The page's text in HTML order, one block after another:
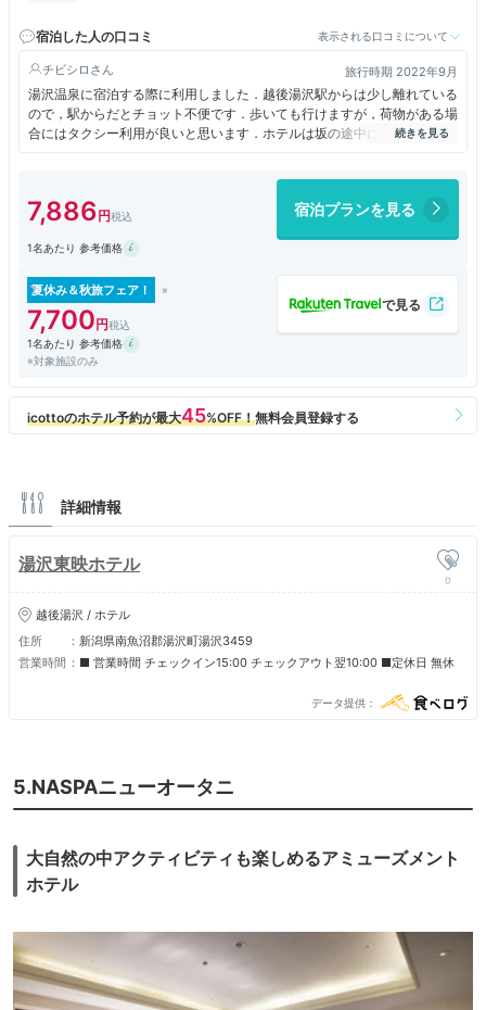
宿泊した人の口コミ
表示される口コミについて
チビシロ 旅行時期 2022年9月
湯沢温泉に宿泊する際に利用しました．越後湯沢駅からは少し離れている
ので，駅からだとチョット不便です．歩いても行けますが，荷物がある場
合にはタクシー利用が良いと思います．ホテルは坂の途中にあるので，荷
物があると，それなりに大変です．私達は自家用車で行きましたが，駐車
呂もありますが，温度が少し低かったです．たぶん循環式だと思います．
食事は朝夕とも食事会場で，夕食はコース料理，朝はバイキング形式でし
た．夕食は結構洋風でした．朝食はもう少し新潟らしい物があれば良かっ
7,886 宿泊プランを見る
1名あたり 参考価格
夏休み＆秋旅フェア！
7,700
1名あたり 参考価格
※対象施設のみ
詳細情報
湯沢東映ホテル
0
越後湯沢 / ホテル
住所
新潟県南魚沼郡湯沢町湯沢3459
営業時間
■ 営業時間 チェックイン15:00 チェックアウト翌10:00 ■定休日 無休
データ提供
5.NASPAニューオータニ
大自然の中アクティビティも楽しめるアミューズメント
ホテル